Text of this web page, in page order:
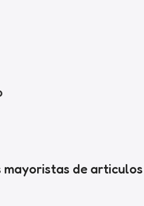
mayoristas de articulos